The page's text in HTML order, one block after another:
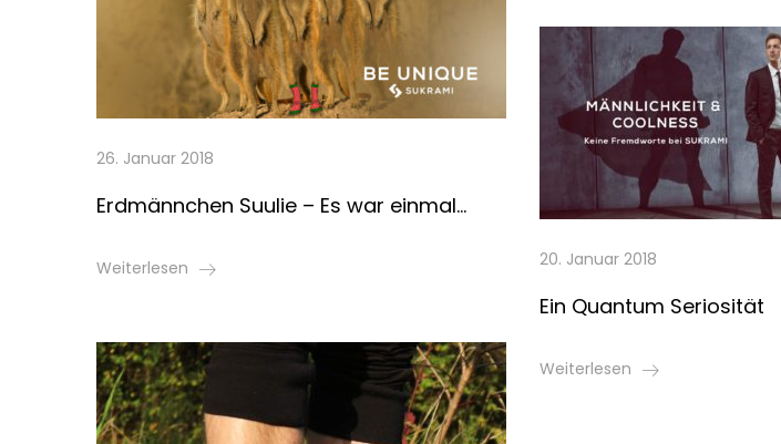
26. Januar 2018
Erdmännchen Suulie – Es war einmal…
Weiterlesen 20. Januar 2018
Ein Quantum Seriosität
Weiterlesen